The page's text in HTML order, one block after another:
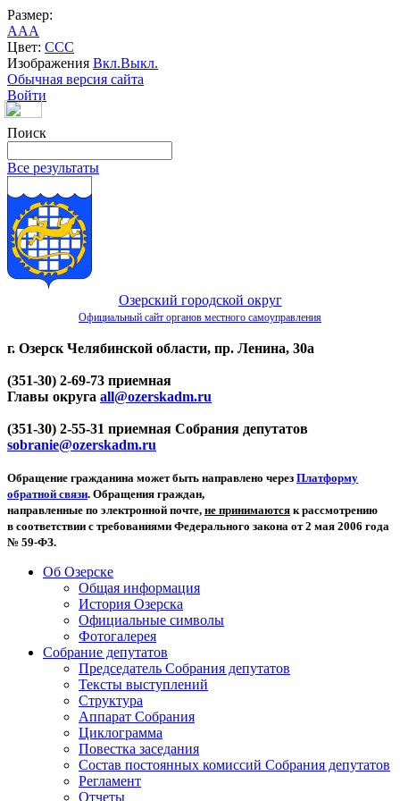
Размер:
AAA
Цвет: CCC
Изображения Вкл.Выкл.
Обычная версия сайта
Войти
Поиск
Все результаты
Озерский городской округ
Официальный сайт органов местного самоуправления
г. Озерск Челябинской области, пр. Ленина, 30а
(351-30) 2-69-73 приемная
Главы округа all@ozerskadm.ru
(351-30) 2-55-31 приемная Собрания депутатов
sobranie@ozerskadm.ru
Обращение гражданина может быть направлено через Платформу
обратной связи. Обращения граждан,
направленные по электронной почте, не принимаются к рассмотрению
в соответствии с требованиями Федерального закона от 2 мая 2006 года
№ 59-ФЗ.
Об Озерске
Общая информация
История Озерска
Официальные символы
Фотогалерея
Собрание депутатов
Председатель Собрания депутатов
Тексты выступлений
Структура
Аппарат Собрания
Циклограмма
Повестка заседания
Состав постоянных комиссий Собрания депутатов
Регламент
Отчеты